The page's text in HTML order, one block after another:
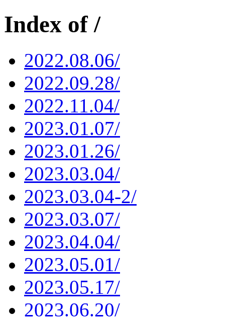
Index of /
2022.08.06/
2022.09.28/
2022.11.04/
2023.01.07/
2023.01.26/
2023.03.04/
2023.03.04-2/
2023.03.07/
2023.04.04/
2023.05.01/
2023.05.17/
2023.06.20/